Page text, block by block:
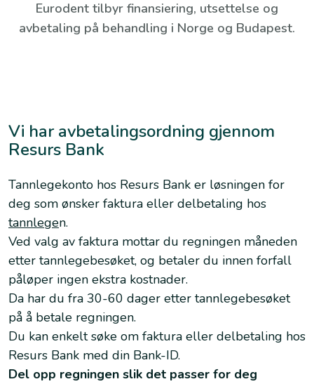
Eurodent tilbyr finansiering, utsettelse og
avbetaling på behandling i Norge og Budapest.
Vi har avbetalingsordning gjennom
Resurs Bank
Tannlegekonto hos Resurs Bank er løsningen for
deg som ønsker faktura eller delbetaling hos
tannlegen.
Ved valg av faktura mottar du regningen måneden
etter tannlegebesøket, og betaler du innen forfall
påløper ingen ekstra kostnader.
Da har du fra 30-60 dager etter tannlegebesøket
på å betale regningen.
Du kan enkelt søke om faktura eller delbetaling hos
Resurs Bank med din Bank-ID.
Del opp regningen slik det passer for deg